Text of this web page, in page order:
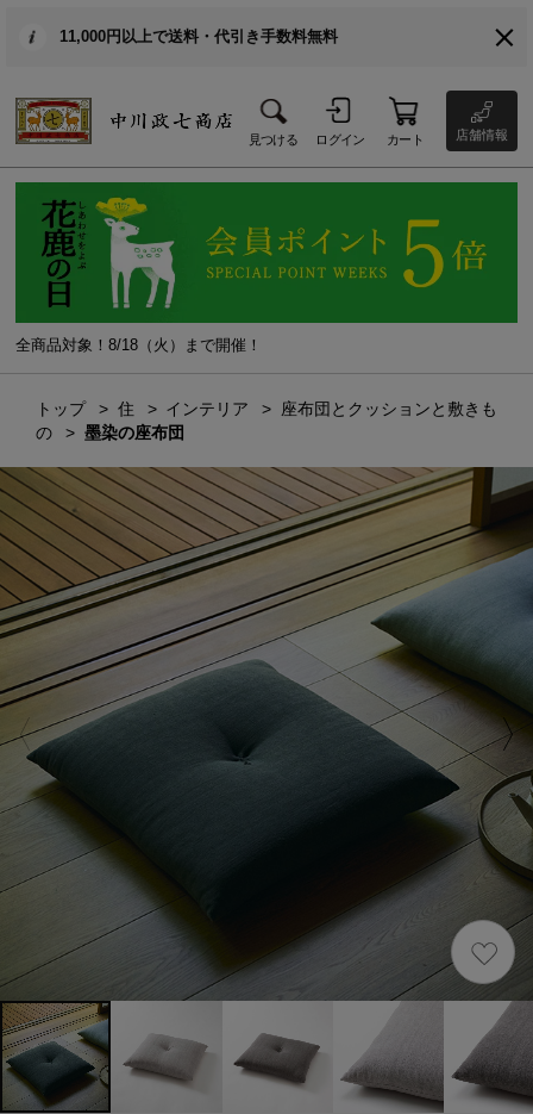
11,000円以上で送料・代引き手数料無料
見つける ログイン カート 店舗情報
全商品対象！8/18（火）まで開催！
トップ 住 インテリア
座布団とクッションと敷きも
の
墨染の座布団